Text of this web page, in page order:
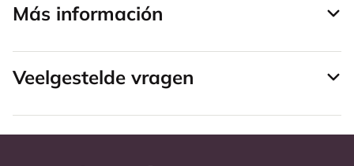
Más información
Veelgestelde vragen